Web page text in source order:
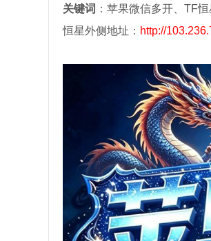
关键词 ：苹果微信多开、TF
恒星外侧地址： http://